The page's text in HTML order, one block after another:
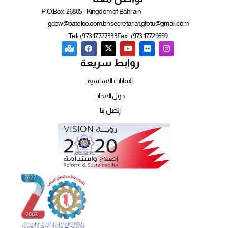
P.O.Box: 26805 - Kingdom of Bahrain
gcbw@batelco.com.bhsecretariat.gfbtu@gmail.com
Tel: +973 17727333Fax: +973 17729599
روابط سريعة
النقابات الاساسية
حول الاتحاد
إتصل بنا